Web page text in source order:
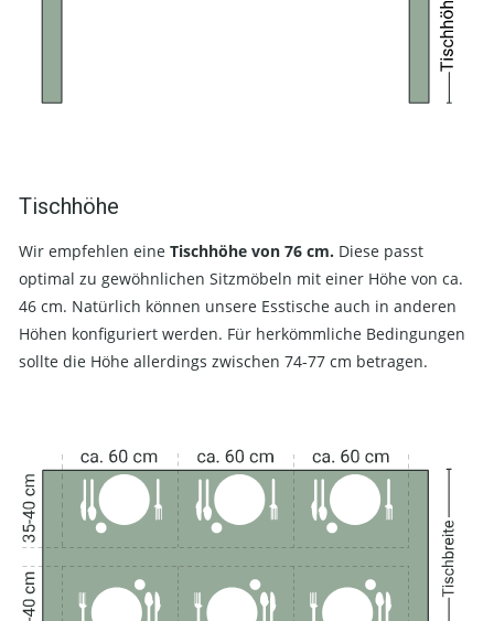
Tischhöhe
Wir empfehlen eine Tischhöhe von 76 cm. Diese passt
optimal zu gewöhnlichen Sitzmöbeln mit einer Höhe von ca.
46 cm. Natürlich können unsere Esstische auch in anderen
Höhen konfiguriert werden. Für herkömmliche Bedingungen
sollte die Höhe allerdings zwischen 74-77 cm betragen.